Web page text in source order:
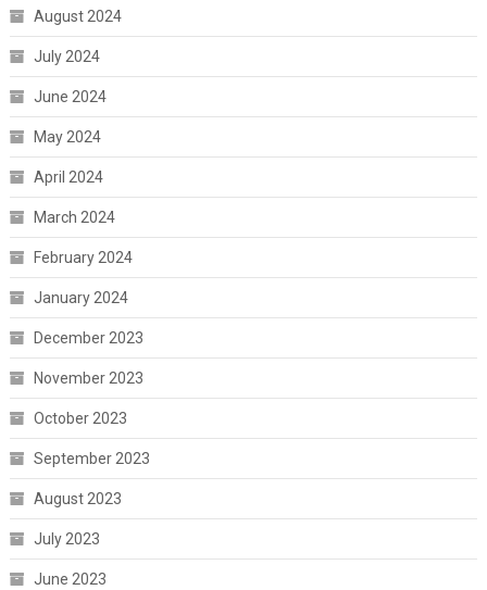
August 2024
July 2024
June 2024
May 2024
April 2024
March 2024
February 2024
January 2024
December 2023
November 2023
October 2023
September 2023
August 2023
July 2023
June 2023